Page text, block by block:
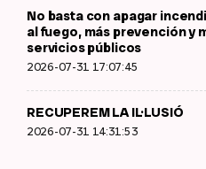
No basta con apagar
al fuego, más prevención y
servicios públicos
2026-07-31 17:07:45
RECUPEREM LA IL·LUSIÓ
2026-07-31 14:31:53